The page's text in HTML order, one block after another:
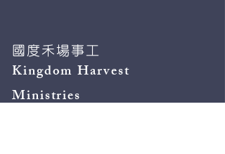
國度禾場事工
Kingdom Harvest
Ministries